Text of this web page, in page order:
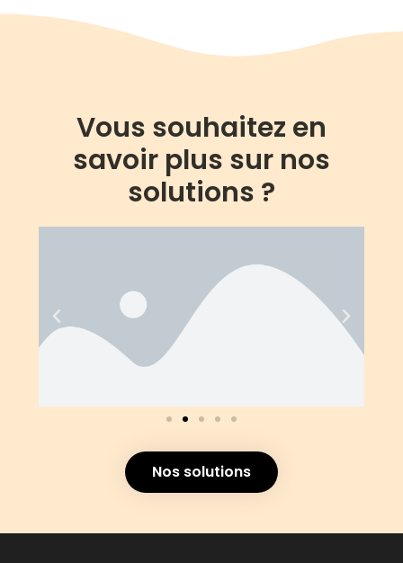
Vous souhaitez en
savoir plus sur nos
solutions ?
Nos solutions